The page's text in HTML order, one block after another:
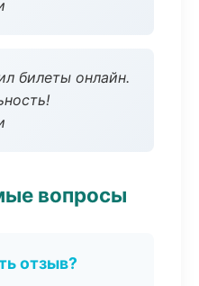
билеты онлайн.
вопросы
отзыв?